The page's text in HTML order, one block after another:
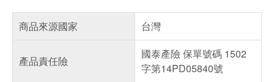
商品來源國家 台灣
產品責任險
國泰產險 保單號碼 1502
字第14PD05840號